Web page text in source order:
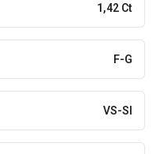
1,42 Ct
F-G
VS-SI